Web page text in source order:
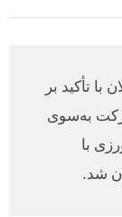
تأکید بر
به‌سوی
با
شد.